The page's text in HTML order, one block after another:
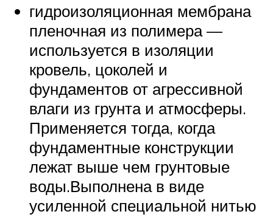
гидроизоляционная мембрана
пленочная из полимера —
используется в изоляции
кровель, цоколей и
фундаментов от агрессивной
влаги из грунта и атмосферы.
Применяется тогда, когда
фундаментные конструкции
лежат выше чем грунтовые
воды.Выполнена в виде
усиленной специальной нитью